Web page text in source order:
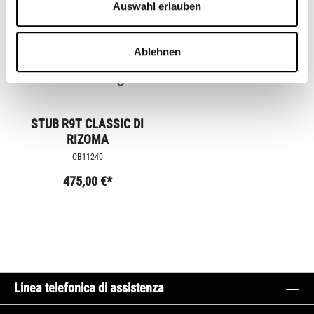
Auswahl erlauben
Ablehnen
STUB R9T CLASSIC DI
RIZOMA
CB11240
475,00 €*
Linea telefonica di assistenza